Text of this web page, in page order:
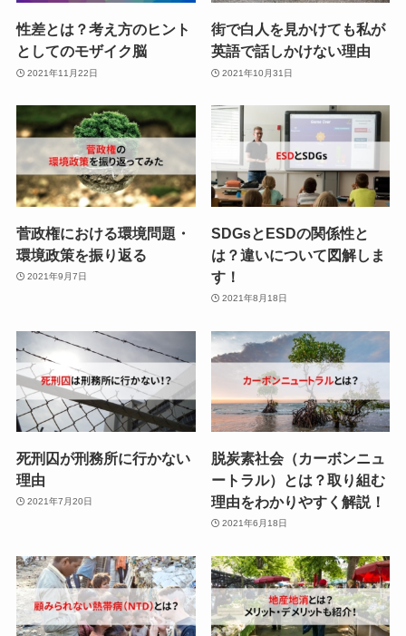
性差とは？考え方のヒント
としてのモザイク脳
2021年11月22日
街で白人を見かけても私が
英語で話しかけない理由
2021年10月31日
菅政権における環境問題・
環境政策を振り返る
2021年9月7日
SDGsとESDの関係性と
は？違いについて図解しま
す！
2021年8月18日
死刑囚が刑務所に行かない
理由
2021年7月20日
脱炭素社会（カーボンニュ
ートラル）とは？取り組む
理由をわかりやすく解説！
2021年6月18日